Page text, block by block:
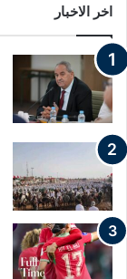
اخر الاخبار